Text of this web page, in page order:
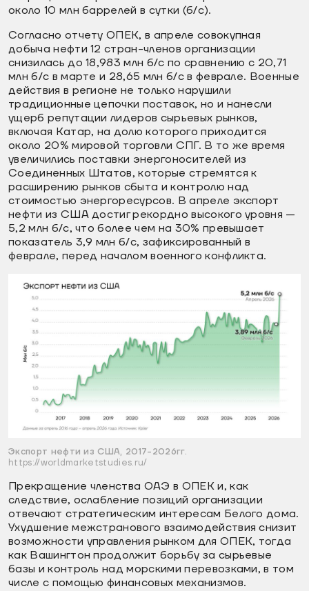
около 10 млн баррелей в сутки (б/с).
Согласно отчету ОПЕК, в апреле совокупная
добыча нефти 12 стран-членов организации
снизилась до 18,983 млн б/с по сравнению с 20,71
млн б/с в марте и 28,65 млн б/с в феврале. Военные
действия в регионе не только нарушили
традиционные цепочки поставок, но и нанесли
ущерб репутации лидеров сырьевых рынков,
включая Катар, на долю которого приходится
около 20% мировой торговли СПГ. В то же время
увеличились поставки энергоносителей из
Соединенных Штатов, которые стремятся к
расширению рынков сбыта и контролю над
стоимостью энергоресурсов. В апреле экспорт
нефти из США достиг рекордно высокого уровня —
5,2 млн б/с, что более чем на 30% превышает
показатель 3,9 млн б/с, зафиксированный в
феврале, перед началом военного конфликта.
Экспорт нефти из США, 2017-2026гг.
https://worldmarketstudies.ru/
Прекращение членства ОАЭ в ОПЕК и, как
следствие, ослабление позиций организации
отвечают стратегическим интересам Белого дома.
Ухудшение межстранового взаимодействия снизит
возможности управления рынком для ОПЕК, тогда
как Вашингтон продолжит борьбу за сырьевые
базы и контроль над морскими перевозками, в том
числе с помощью финансовых механизмов.